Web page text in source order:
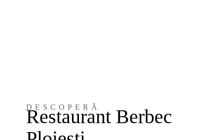
DESCOPERĂ
Restaurant Berbec